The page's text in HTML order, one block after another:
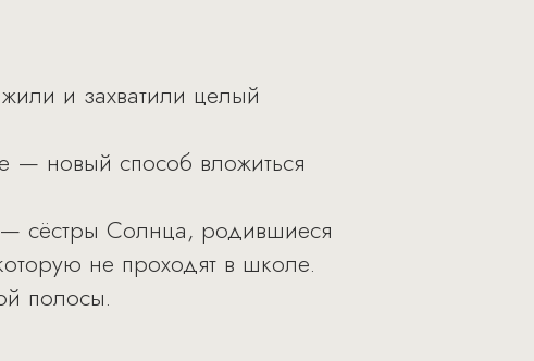
и захватили целый
— новый способ вложиться
сёстры Солнца, родившиеся
не проходят в школе.
полосы.